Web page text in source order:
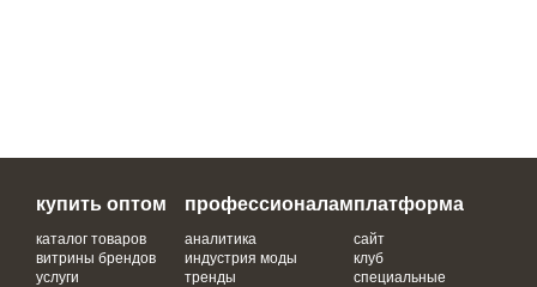
купить оптом
каталог товаров
витрины брендов
услуги
профессионалам
аналитика
индустрия моды
тренды
платформа
сайт
клуб
специальные